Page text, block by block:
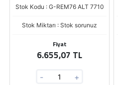
Stok Kodu : G-REM76 ALT 7710
Stok Miktarı : Stok sorunuz
Fiyat
6.655,07 TL
- +